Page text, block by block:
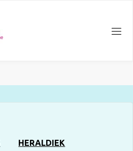
HERALDIEK